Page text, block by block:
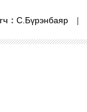
： С.Бүрэнбаяр |